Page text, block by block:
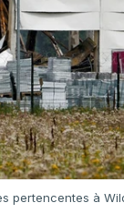
pertencentes à